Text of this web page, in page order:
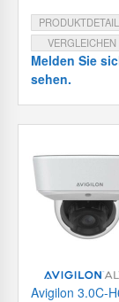
VERGLEICHEN
Melden Sie
sehen.
Avigilon 3.0C-